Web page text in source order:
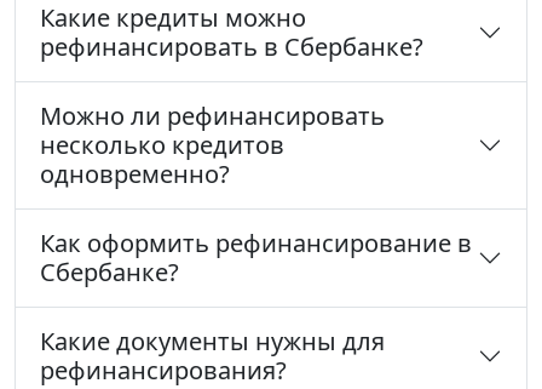
Какие кредиты можно
рефинансировать в Сбербанке?
Можно ли рефинансировать
несколько кредитов
одновременно?
Как оформить рефинансирование в
Сбербанке?
Какие документы нужны для
рефинансирования?